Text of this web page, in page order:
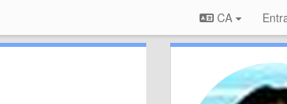
CA